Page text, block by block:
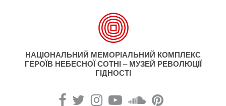
НАЦІОНАЛЬНИЙ МЕМОРІАЛЬНИЙ КОМПЛЕКС
ГЕРОЇВ НЕБЕСНОЇ СОТНІ – МУЗЕЙ РЕВОЛЮЦІЇ
ГІДНОСТІ